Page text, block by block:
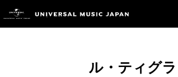
ル・ティグラ